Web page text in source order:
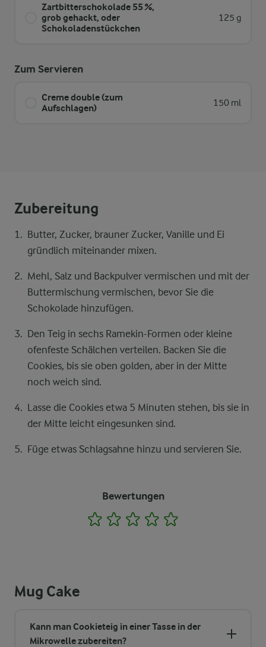
Zartbitterschokolade 55 %,
grob gehackt, oder
Schokoladenstückchen
125 g
Zum Servieren
Creme double (zum
Aufschlagen)
150 ml
Zubereitung
Butter, Zucker, brauner Zucker, Vanille und Ei
gründlich miteinander mixen.
Mehl, Salz und Backpulver vermischen und mit der
Buttermischung vermischen, bevor Sie die
Schokolade hinzufügen.
Den Teig in sechs Ramekin-Formen oder kleine
ofenfeste Schälchen verteilen. Backen Sie die
Cookies, bis sie oben golden, aber in der Mitte
noch weich sind.
Lasse die Cookies etwa 5 Minuten stehen, bis sie in
der Mitte leicht eingesunken sind.
Füge etwas Schlagsahne hinzu und servieren Sie.
Bewertungen
1 2 3 4
Mug Cake
Kann man Cookieteig in einer Tasse in der
Mikrowelle zubereiten?